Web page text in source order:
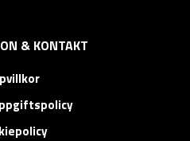
& KONTAKT